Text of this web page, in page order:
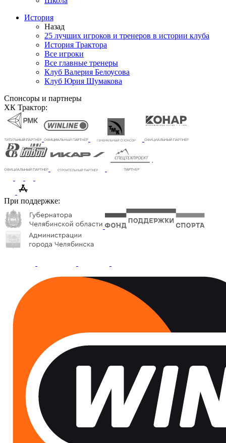
История
Назад
25 лучших игроков и тренеров в истории клуба
История Трактора
Все игроки
Все главные тренеры
Клуб Валерия Белоусова
Клуб Юрия Шумакова
Спонсоры и партнеры
ХК Трактор:
При поддержке: